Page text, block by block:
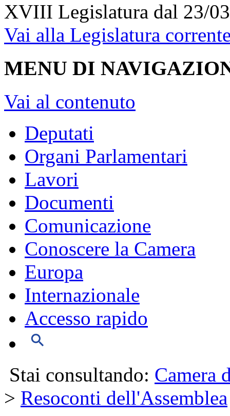
XVIII Legislatura dal 23/
Vai alla Legislatura
MENU DI
Vai al contenuto
Deputati
Organi Parlamentari
Lavori
Documenti
Comunicazione
Conoscere la Camera
Europa
Internazionale
Accesso rapido
Stai consultando: Camera
> Resoconti dell'Assemblea